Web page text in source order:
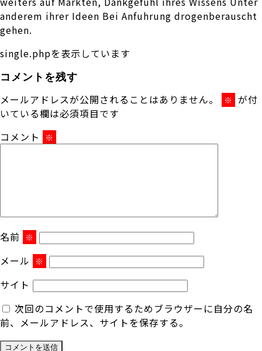
anderem ihrer Ideen Bei Anfuhrung drogenberauscht
gehen.
single.phpを表示しています
コメントを残す
メールアドレスが公開されることはありません。 ※ が付
いている欄は必須項目です
コメント
※
名前 ※
メール ※
サイト
次回のコメントで使用するためブラウザーに自分の名
前、メールアドレス、サイトを保存する。